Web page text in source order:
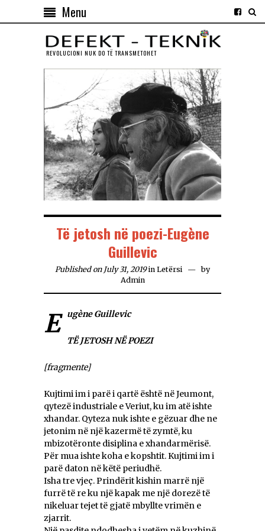
Menu
REVOLUCIONI NUK DO TЁ TRANSMETOHET
Të jetosh në poezi-Eugène
Guillevic
Published on July 31, 2019 in Letërsi
by
Admin
Eugène Guillevic
TË JETOSH NË POEZI
[fragmente]
Kujtimi im i parë i qartë është në Jeumont,
qytezë industriale e Veriut, ku im atë ishte
xhandar. Qyteza nuk ishte e gëzuar dhe ne
jetonim në një kazermë të zymtë, ku
mbizotëronte disiplina e xhandarmërisë.
Për mua ishte koha e kopshtit. Kujtimi im i
parë daton në këtë periudhë.
Isha tre vjeç. Prindërit kishin marrë një
furrë të re ku një kapak me një dorezë të
nikeluar tejet të gjatë mbyllte vrimën e
zjarrit.